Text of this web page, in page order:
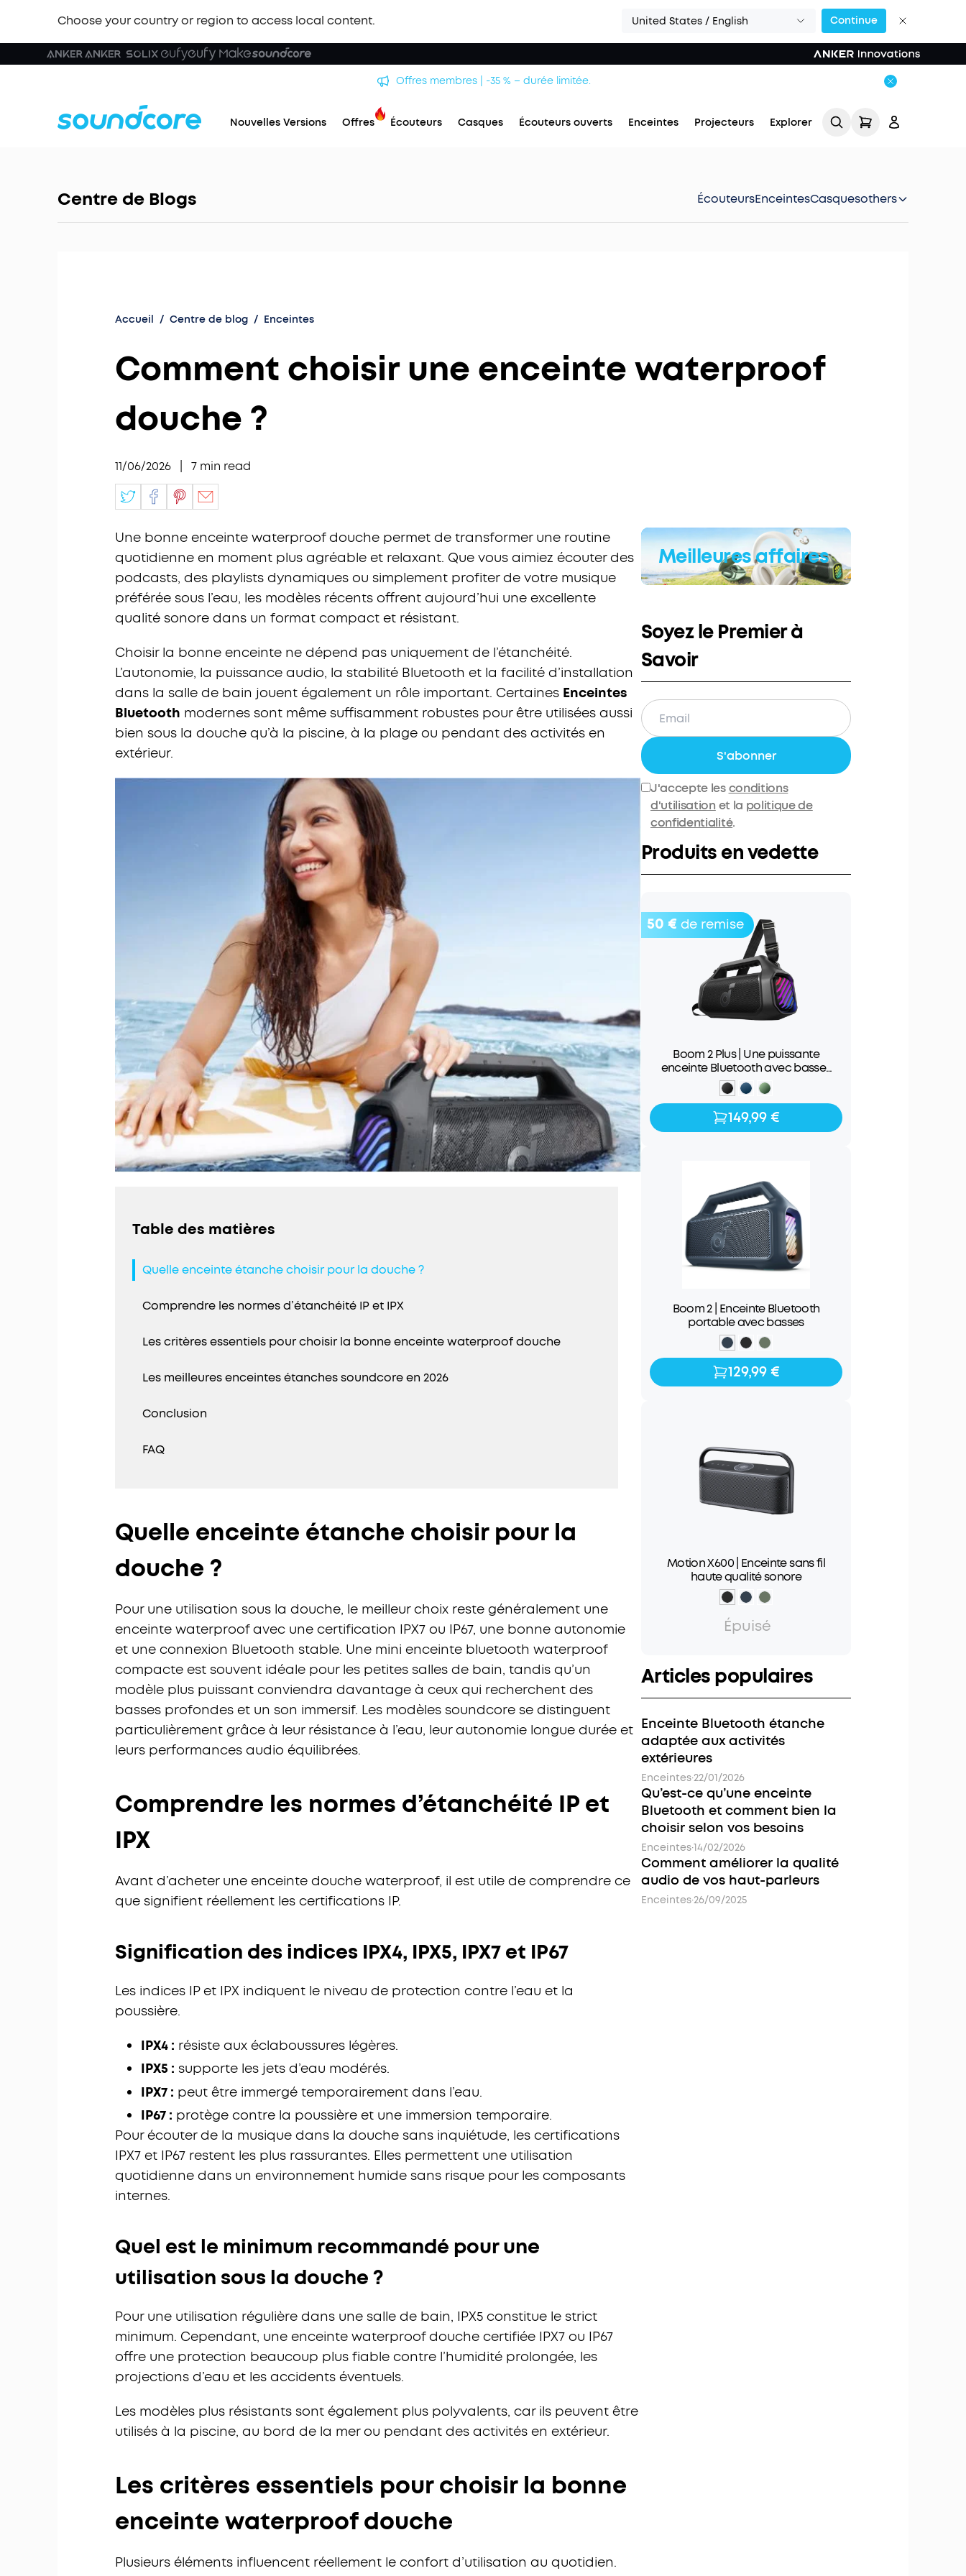
Choose your country or region to access local content. United States / English Continue
Offres membres | -35 % – durée limitée.
Nouvelles Versions Offres Écouteurs Casques Écouteurs ouverts Enceintes Projecteurs Explorer
Centre de Blogs ÉcouteursEnceintesCasquesothers
Accueil / Centre de blog / Enceintes
Comment choisir une enceinte waterproof
douche ?
11/06/2026 7 min read
Une bonne enceinte waterproof douche permet de transformer une routine
quotidienne en moment plus agréable et relaxant. Que vous aimiez écouter des
podcasts, des playlists dynamiques ou simplement profiter de votre musique
préférée sous l’eau, les modèles récents offrent aujourd’hui une excellente
qualité sonore dans un format compact et résistant.
Choisir la bonne enceinte ne dépend pas uniquement de l’étanchéité.
L’autonomie, la puissance audio, la stabilité Bluetooth et la facilité d’installation
dans la salle de bain jouent également un rôle important. Certaines Enceintes
Bluetooth modernes sont même suffisamment robustes pour être utilisées aussi
bien sous la douche qu’à la piscine, à la plage ou pendant des activités en
extérieur.
Table des matières
Quelle enceinte étanche choisir pour la douche ?
Comprendre les normes d’étanchéité IP et IPX
Les critères essentiels pour choisir la bonne enceinte waterproof douche
Les meilleures enceintes étanches soundcore en 2026
Conclusion
FAQ
Quelle enceinte étanche choisir pour la
douche ?
Pour une utilisation sous la douche, le meilleur choix reste généralement une
enceinte waterproof avec une certification IPX7 ou IP67, une bonne autonomie
et une connexion Bluetooth stable. Une mini enceinte bluetooth waterproof
compacte est souvent idéale pour les petites salles de bain, tandis qu’un
modèle plus puissant conviendra davantage à ceux qui recherchent des
basses profondes et un son immersif. Les modèles soundcore se distinguent
particulièrement grâce à leur résistance à l’eau, leur autonomie longue durée et
leurs performances audio équilibrées.
Comprendre les normes d’étanchéité IP et
IPX
Avant d’acheter une enceinte douche waterproof, il est utile de comprendre ce
que signifient réellement les certifications IP.
Signification des indices IPX4, IPX5, IPX7 et IP67
Les indices IP et IPX indiquent le niveau de protection contre l’eau et la
poussière.
IPX4 : résiste aux éclaboussures légères.
IPX5 : supporte les jets d’eau modérés.
IPX7 : peut être immergé temporairement dans l’eau.
IP67 : protège contre la poussière et une immersion temporaire.
Pour écouter de la musique dans la douche sans inquiétude, les certifications
IPX7 et IP67 restent les plus rassurantes. Elles permettent une utilisation
quotidienne dans un environnement humide sans risque pour les composants
internes.
Quel est le minimum recommandé pour une
utilisation sous la douche ?
Pour une utilisation régulière dans une salle de bain, IPX5 constitue le strict
minimum. Cependant, une enceinte waterproof douche certifiée IPX7 ou IP67
offre une protection beaucoup plus fiable contre l’humidité prolongée, les
projections d’eau et les accidents éventuels.
Les modèles plus résistants sont également plus polyvalents, car ils peuvent être
utilisés à la piscine, au bord de la mer ou pendant des activités en extérieur.
Les critères essentiels pour choisir la bonne
enceinte waterproof douche
Plusieurs éléments influencent réellement le confort d’utilisation au quotidien.
Meilleures affaires
Soyez le Premier à
Savoir
S'abonner
J'accepte lesconditions
d'utilisation et la politique de
confidentialité.
Produits en vedette
50 € de remise
Boom 2 Plus | Une puissante
enceinte Bluetooth avec basses
pour l'extérieur
149,99 €199,99 €
149,99 €
Boom 2 | Enceinte Bluetooth
portable avec basses
129,99 €
129,99 €
Motion X600 | Enceinte sans fil
haute qualité sonore
Épuisé
Articles populaires
Enceinte Bluetooth étanche
adaptée aux activités
extérieures
Enceintes·22/01/2026
Qu’est-ce qu’une enceinte
Bluetooth et comment bien la
choisir selon vos besoins
Enceintes·14/02/2026
Comment améliorer la qualité
audio de vos haut-parleurs
Enceintes·26/09/2025